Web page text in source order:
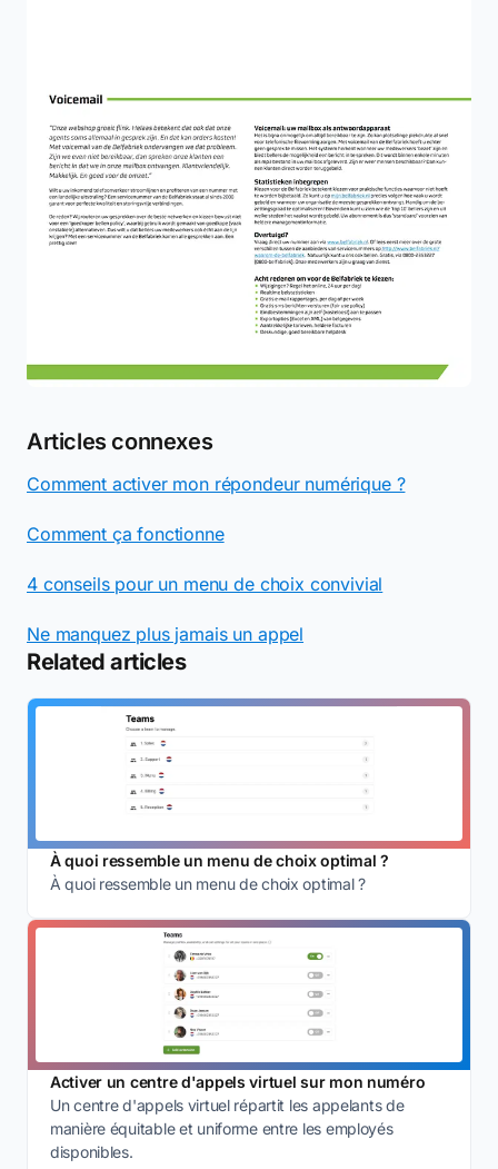
Articles connexes
Comment activer mon répondeur numérique ?
Comment ça fonctionne
4 conseils pour un menu de choix convivial
Ne manquez plus jamais un appel
Related articles
À quoi ressemble un menu de choix optimal ?
À quoi ressemble un menu de choix optimal ?
Activer un centre d'appels virtuel sur mon numéro
Un centre d'appels virtuel répartit les appelants de
manière équitable et uniforme entre les employés
disponibles.